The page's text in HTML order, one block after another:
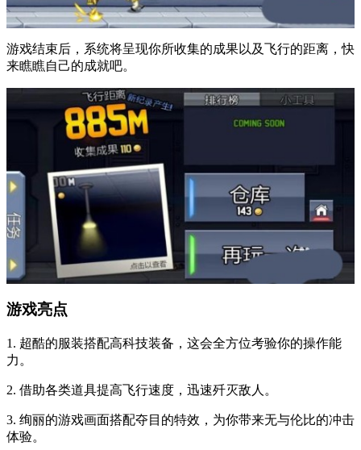
游戏结束后，系统将呈现你所收集的成果以及飞行的距离，快
来瞧瞧自己的成就吧。
游戏亮点
1. 超酷的服装搭配高科技装备，这会全方位考验你的操作能
力。
2. 借助各类道具提高飞行速度，迅速歼灭敌人。
3. 绚丽的游戏画面搭配夺目的特效，为你带来无与伦比的冲击
体验。